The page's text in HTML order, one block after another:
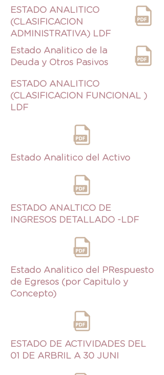
ESTADO ANALITICO
(CLASIFICACION
ADMINISTRATIVA) LDF
Estado Analitico de la
Deuda y Otros Pasivos
ESTADO ANALITICO
(CLASIFICACION FUNCIONAL )
LDF
Estado Analitico del Activo
ESTADO ANALTICO DE
INGRESOS DETALLADO -LDF
Estado Analitico del PRespuesto
de Egresos (por Capitulo y
Concepto)
ESTADO DE ACTIVIDADES DEL
01 DE ARBRIL A 30 JUNI